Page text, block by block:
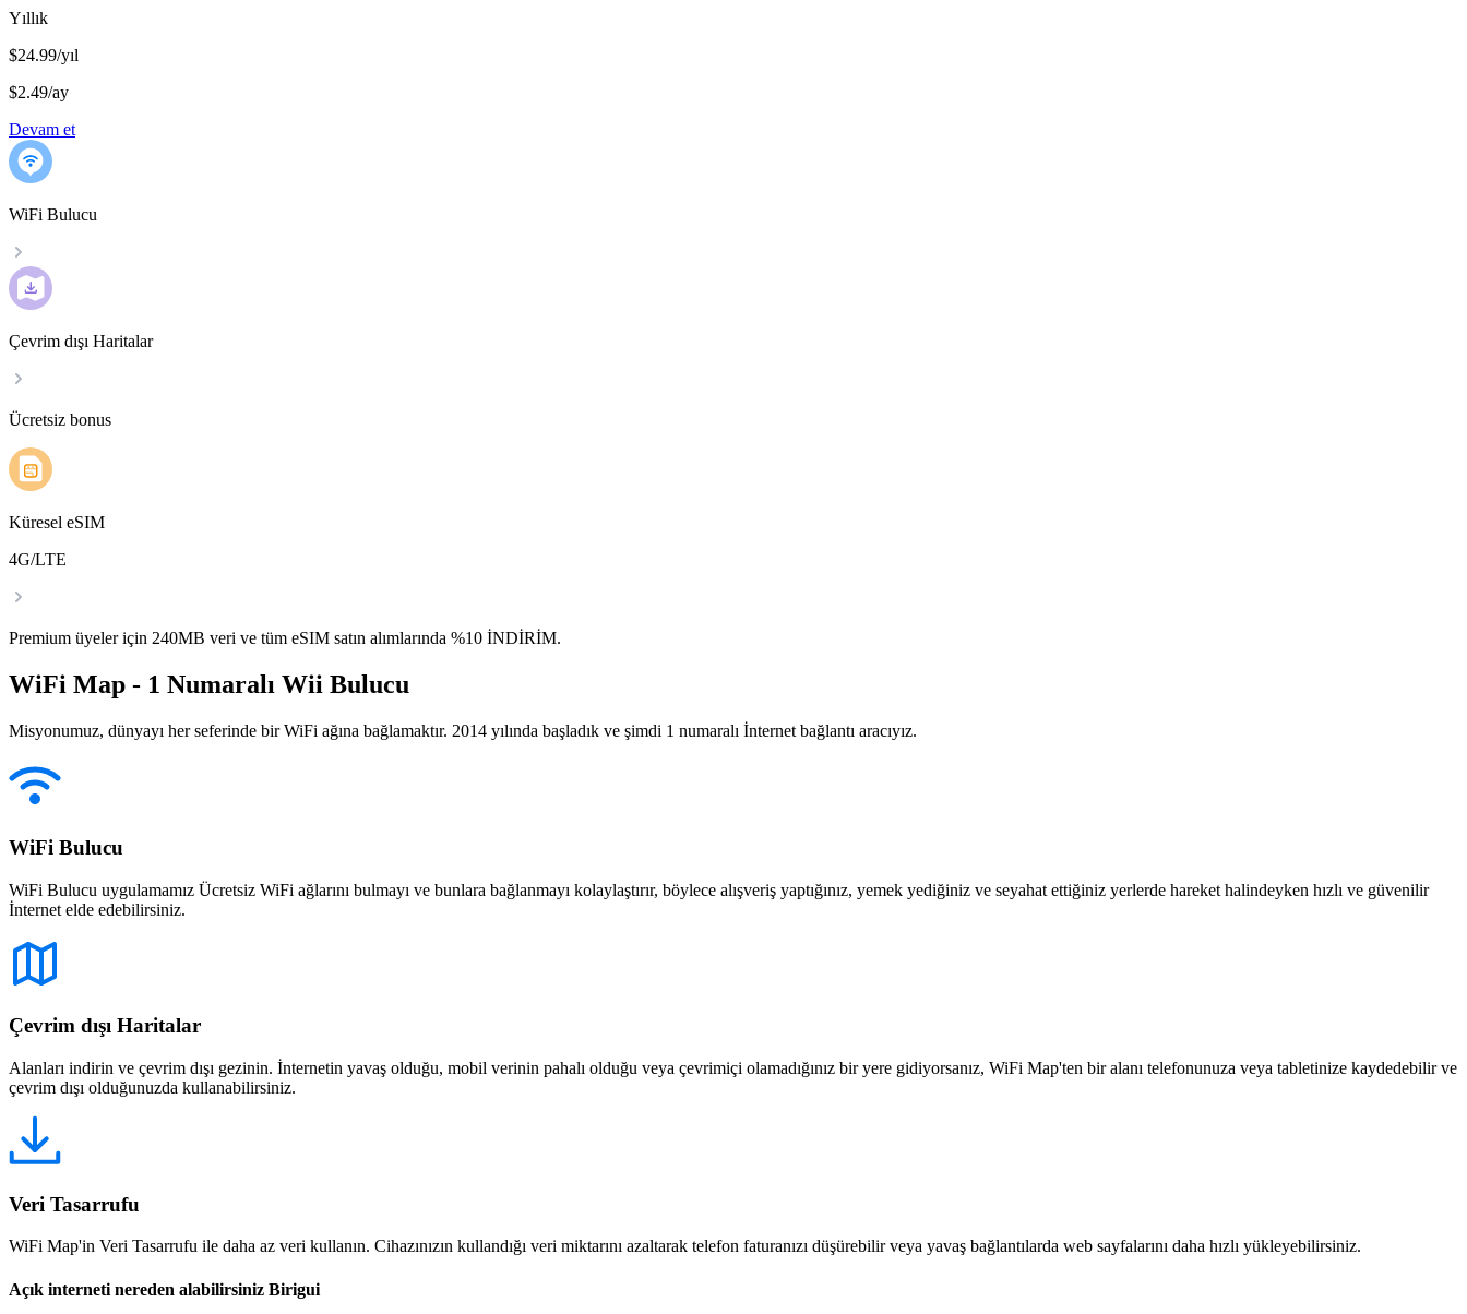
Yıllık
$24.99/yıl
$2.49/ay
Devam et
WiFi Bulucu
Çevrim dışı Haritalar
Ücretsiz bonus
Küresel eSIM
4G/LTE
Premium üyeler için 240MB veri ve tüm eSIM satın alımlarında %10 İNDİRİM.
WiFi Map - 1 Numaralı Wii Bulucu
Misyonumuz, dünyayı her seferinde bir WiFi ağına bağlamaktır. 2014 yılında başladık ve şimdi 1 numaralı İnternet bağlantı aracıyız.
WiFi Bulucu
WiFi Bulucu uygulamamız Ücretsiz WiFi ağlarını bulmayı ve bunlara bağlanmayı kolaylaştırır, böylece alışveriş yaptığınız, yemek yediğiniz ve seyahat ettiğiniz yerlerde hareket halindeyken hızlı ve güvenilir
İnternet elde edebilirsiniz.
Çevrim dışı Haritalar
Alanları indirin ve çevrim dışı gezinin. İnternetin yavaş olduğu, mobil verinin pahalı olduğu veya çevrimiçi olamadığınız bir yere gidiyorsanız, WiFi Map'ten bir alanı telefonunuza veya tabletinize kaydedebilir ve
çevrim dışı olduğunuzda kullanabilirsiniz.
Veri Tasarrufu
WiFi Map'in Veri Tasarrufu ile daha az veri kullanın. Cihazınızın kullandığı veri miktarını azaltarak telefon faturanızı düşürebilir veya yavaş bağlantılarda web sayfalarını daha hızlı yükleyebilirsiniz.
Açık interneti nereden alabilirsiniz Birigui